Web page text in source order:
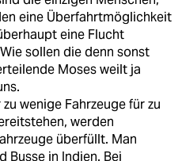
eine Überfahrtmöglichkeit
eine Flucht
sollen die denn sonst
Moses weilt ja
wenige Fahrzeuge für zu
werden
überfüllt. Man
Busse in Indien. Bei